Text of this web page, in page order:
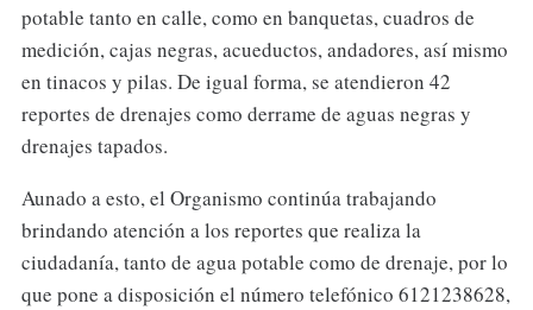
potable tanto en calle, como en banquetas, cuadros de
medición, cajas negras, acueductos, andadores, así mismo
en tinacos y pilas. De igual forma, se atendieron 42
reportes de drenajes como derrame de aguas negras y
drenajes tapados.
Aunado a esto, el Organismo continúa trabajando
brindando atención a los reportes que realiza la
ciudadanía, tanto de agua potable como de drenaje, por lo
que pone a disposición el número telefónico 6121238628,